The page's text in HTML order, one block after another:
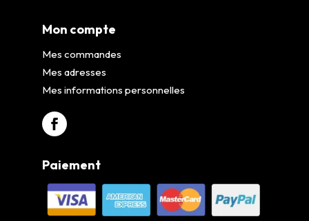
Mon compte
Mes commandes
Mes adresses
Mes informations personnelles
Paiement